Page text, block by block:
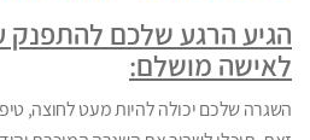
הגיע הרגע שלכם להתפנק
לאישה מושלם:
השגרה שלכם יכולה להיות מעט לחוצה,